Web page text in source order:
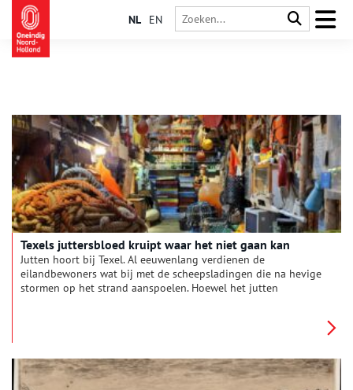
NL EN
Texels juttersbloed kruipt waar het niet gaan kan
Jutten hoort bij Texel. Al eeuwenlang verdienen de
eilandbewoners wat bij met de scheepsladingen die na hevige
stormen op het strand aanspoelen. Hoewel het jutten